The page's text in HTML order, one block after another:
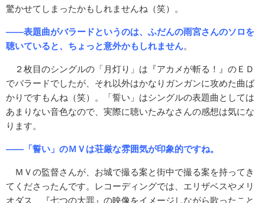
驚かせてしまったかもしれませんね（笑）。
――表題曲がバラードというのは、ふだんの雨宮さんのソロを
聴いていると、ちょっと意外かもしれません。
２枚目のシングルの「月灯り」は『アカメが斬る！』のＥＤ
でバラードでしたが、それ以外はかなりガンガンに攻めた曲ば
かりですもんね（笑）。「誓い」はシングルの表題曲としては
あまりない音色なので、実際に聴いたみなさんの感想は気にな
ります。
――「誓い」のＭＶは荘厳な雰囲気が印象的ですね。
ＭＶの監督さんが、お城で撮る案と街中で撮る案を持ってき
てくださったんです。レコーディングでは、エリザベスやメリ
オダス、『七つの大罪』の映像をイメージしながら歌ったこと